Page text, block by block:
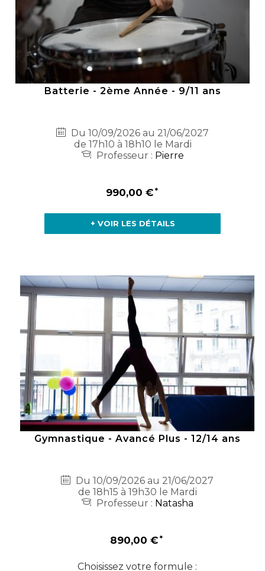
Batterie - 2ème Année - 9/11 ans
Du 10/09/2026 au 21/06/2027
de 17h10 à 18h10 le Mardi
Professeur : Pierre
990,00 €
+ VOIR LES DÉTAILS
Gymnastique - Avancé Plus - 12/14 ans
Du 10/09/2026 au 21/06/2027
de 18h15 à 19h30 le Mardi
Professeur : Natasha
890,00 €
Choisissez votre formule :